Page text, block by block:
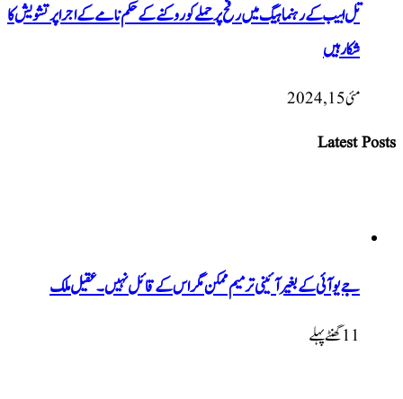
تل ابیب کے رہنما ہیگ میں رفح پر حملے کو روکنے کے حکم نامے کے اجرا پر تشویش کا
شکار ہیں
مئی 15, 2024
Latest Posts
جے یو آئی کے بغیر آئینی ترمیم ممکن مگر اس کے قائل نہیں۔ عقیل ملک
11 گھنٹےپہلے